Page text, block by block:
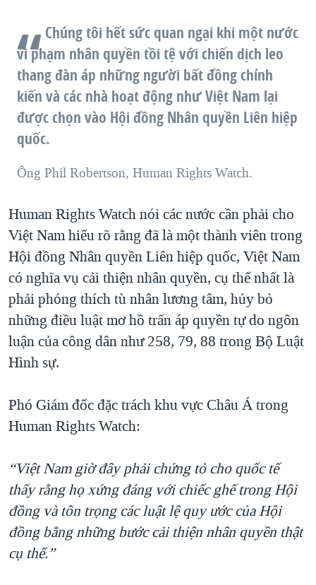
Chúng tôi hết sức quan ngại khi một nước
vi phạm nhân quyền tồi tệ với chiến dịch leo
thang đàn áp những người bất đồng chính
kiến và các nhà hoạt động như Việt Nam lại
được chọn vào Hội đồng Nhân quyền Liên hiệp
quốc.
Ông Phil Robertson, Human Rights Watch.
Human Rights Watch nói các nước cần phải cho
Việt Nam hiểu rõ rằng đã là một thành viên trong
Hội đồng Nhân quyền Liên hiệp quốc, Việt Nam
có nghĩa vụ cải thiện nhân quyền, cụ thể nhất là
phải phóng thích tù nhân lương tâm, hủy bỏ
những điều luật mơ hồ trấn áp quyền tự do ngôn
luận của công dân như 258, 79, 88 trong Bộ Luật
Hình sự.
Phó Giám đốc đặc trách khu vực Châu Á trong
Human Rights Watch:
“Việt Nam giờ đây phải chứng tỏ cho quốc tế
thấy rằng họ xứng đáng với chiếc ghế trong Hội
đồng và tôn trọng các luật lệ quy ước của Hội
đồng bằng những bước cải thiện nhân quyền thật
cụ thể.”